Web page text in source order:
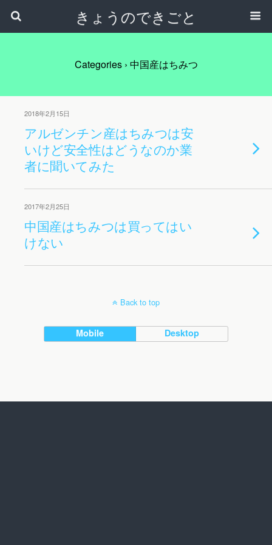
きょうのできごと
Categories › 中国産はちみつ
2018年2月15日
アルゼンチン産はちみつは安
いけど安全性はどうなのか業
者に聞いてみた
2017年2月25日
中国産はちみつは買ってはい
けない
Back to top
Mobile Desktop